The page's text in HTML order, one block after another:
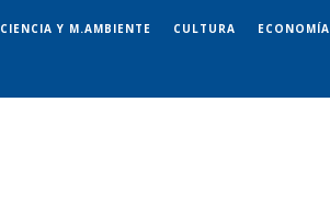
CIENCIA Y M.AMBIENTE CULTURA ECONOMÍA